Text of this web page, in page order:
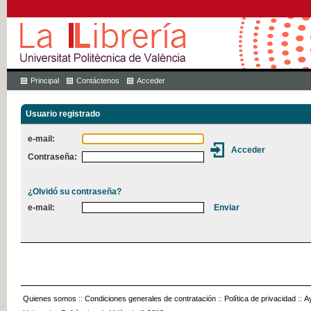
Principal Contáctenos Acceder
Usuario registrado
e-mail:
Contraseña:
¿Olvidó su contraseña?
e-mail:
Quienes somos :: Condiciones generales de contratación :: Política de privacidad ::